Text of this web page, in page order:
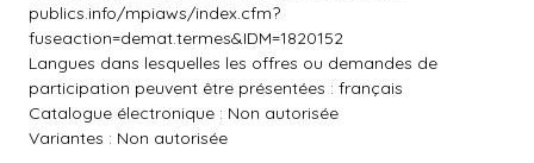
publics.info/mpiaws/index.cfm?
fuseaction=demat.termes&IDM=1820152
Langues dans lesquelles les offres ou demandes de
participation peuvent être présentées : français
Catalogue électronique : Non autorisée
Variantes : Non autorisée